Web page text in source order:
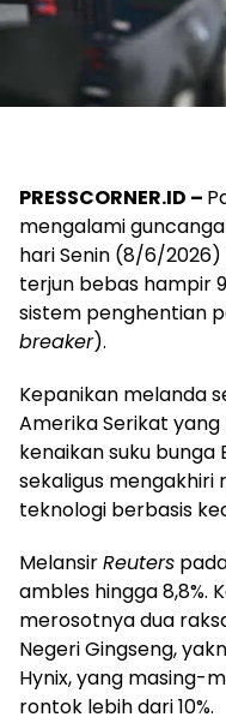
PRESSCORNER.ID –
mengalami
hari Senin (8/6/2026)
terjun bebas hampir
sistem penghentian
breaker).
Kepanikan melanda
Amerika Serikat
kenaikan suku bunga
sekaligus mengakhiri
teknologi berbasis
MelansirReuters
ambles hingga 8,8%.
merosotnya dua
Negeri Gingseng,
Hynix, yang masing-
rontok lebih dari 10%.